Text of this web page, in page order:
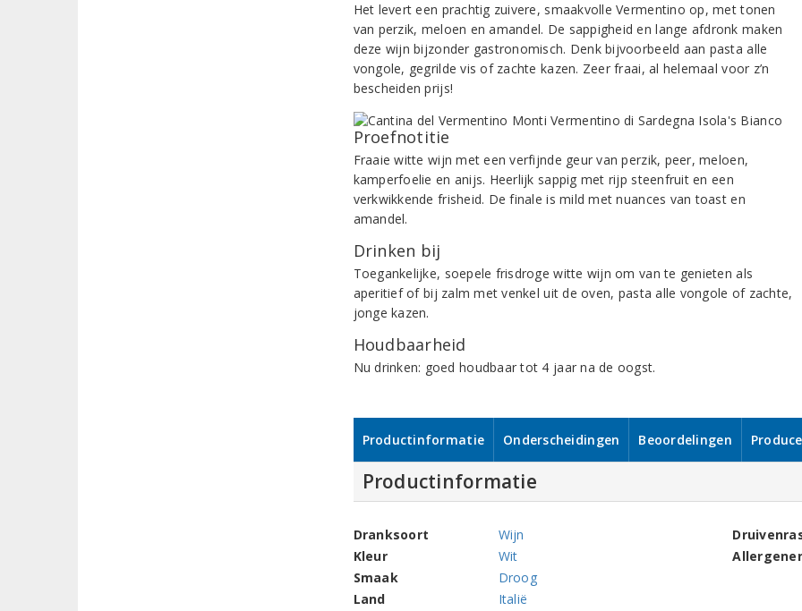
Het levert een prachtig zuivere, smaakvolle Vermentino op, met tonen
van perzik, meloen en amandel. De sappigheid en lange afdronk maken
deze wijn bijzonder gastronomisch. Denk bijvoorbeeld aan pasta alle
vongole, gegrilde vis of zachte kazen. Zeer fraai, al helemaal voor z’n
bescheiden prijs!
Proefnotitie
Fraaie witte wijn met een verfijnde geur van perzik, peer, meloen,
kamperfoelie en anijs. Heerlijk sappig met rijp steenfruit en een
verkwikkende frisheid. De finale is mild met nuances van toast en
amandel.
Drinken bij
Toegankelijke, soepele frisdroge witte wijn om van te genieten als
aperitief of bij zalm met venkel uit de oven, pasta alle vongole of zachte,
jonge kazen.
Houdbaarheid
Nu drinken: goed houdbaar tot 4 jaar na de oogst.
Productinformatie Onderscheidingen Beoordelingen
Productinformatie
Dranksoort
Wijn
Kleur
Wit
Smaak
Droog
Land
Italië